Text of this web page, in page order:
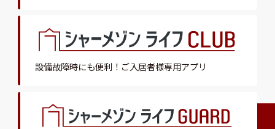
設備故障時にも便利！ ご入居者様専用アプリ